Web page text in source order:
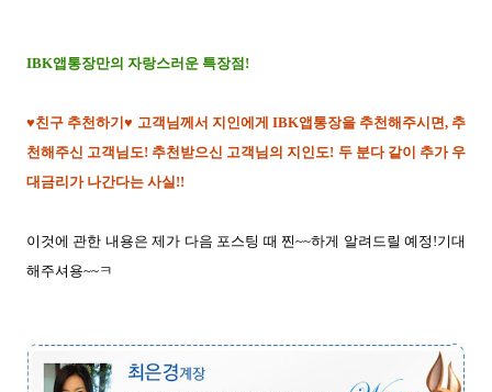
IBK앱통장만의 자랑스러운 특장점!
♥친구 추천하기♥ 고객님께서 지인에게 IBK앱통장을 추천해주시면, 추
천해주신 고객님도! 추천받으신 고객님의 지인도! 두 분다 같이 추가 우
대금리가 나간다는 사실!!
이것에 관한 내용은 제가 다음 포스팅 때 찐~~하게 알려드릴 예정!기대
해주셔용~~ㅋ